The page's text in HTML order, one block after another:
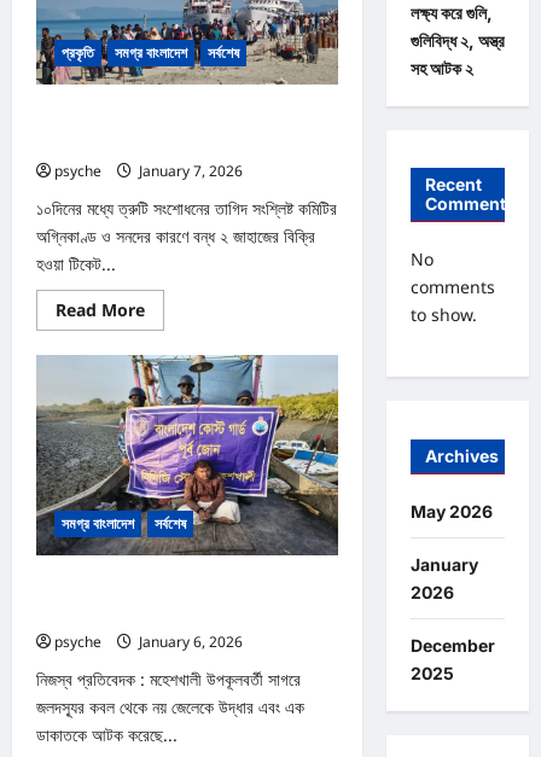
ডাকাতদলের
নারী
সহযোগী
আটক
প্রকৃতি সমগ্র বাংলাদেশ সর্বশেষ
psyche
January 7, 2026
১০দিনের মধ্যে ত্রুটি সংশোধনের তাগিদ সংশ্লিষ্ট কমিটির
অগ্নিকাণ্ড ও সনদের কারণে বন্ধ ২ জাহাজের বিক্রি
হওয়া টিকেট...
Read MoreRead
more
সেন্টমার্টিন
নৌ
রুটের
৫
জাহাজে
ভয়াবহ
৮
ত্রুটি
:
নিরাপত্তায়
চরম
ঝুঁকি
সমগ্র বাংলাদেশ সর্বশেষ
psyche
January 6, 2026
নিজস্ব প্রতিবেদক : মহেশখালী উপকূলবর্তী সাগরে
জলদস্যূর কবল থেকে নয় জেলেকে উদ্ধার এবং এক
ডাকাতকে আটক করেছে...
লক্ষ্য করে গুলি,
গুলিবিদ্ধ ২, অস্ত্র
সহ আটক ২
Recent
Comments
No
comments
to show.
Archives
May 2026
January
2026
December
2025